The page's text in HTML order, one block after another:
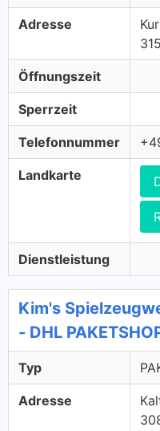
Adresse
Öffnungszeit
Sperrzeit
Telefonnummer
Landkarte
Dienstleistung
Kim's
- DHL
Typ
Adresse